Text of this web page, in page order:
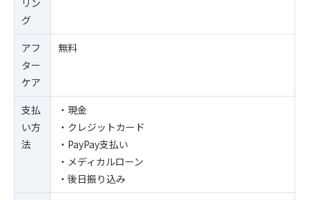
リン
グ
アフ
ター
ケア
無料
支払
い方
法
・現金
・クレジットカード
・PayPay支払い
・メディカルローン
・後日振り込み